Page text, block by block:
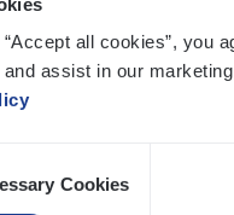
all cookies”, you
assist in our
Cookies